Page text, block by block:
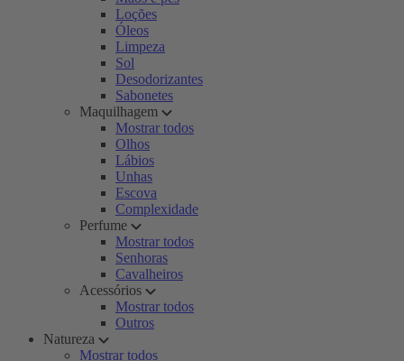
Loções
Óleos
Limpeza
Sol
Desodorizantes
Sabonetes
Maquilhagem
Mostrar todos
Olhos
Lábios
Unhas
Escova
Complexidade
Perfume
Mostrar todos
Senhoras
Cavalheiros
Acessórios
Mostrar todos
Outros
Natureza
Mostrar todos